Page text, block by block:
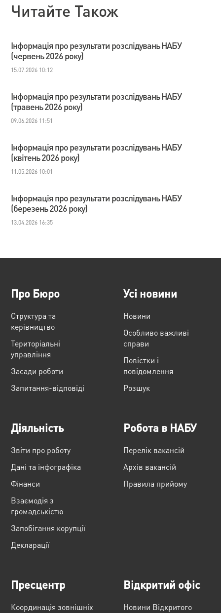
Читайте Також
Інформація про результати розслідувань НАБУ
(червень 2026 року)
15.07.2026 10:12
Інформація про результати розслідувань НАБУ
(травень 2026 року)
09.06.2026 11:51
Інформація про результати розслідувань НАБУ
(квітень 2026 року)
11.05.2026 10:01
Інформація про результати розслідувань НАБУ
(березень 2026 року)
13.04.2026 16:35
Про Бюро
Структура та
керівництво
Територіальні
управління
Засади роботи
Запитання-відповіді
Усі новини
Новини
Особливо важливі
справи
Повістки і
повідомлення
Розшук
Діяльність
Звіти про роботу
Дані та інфографіка
Фінанси
Взаємодія з
громадськістю
Запобігання корупції
Декларації
Робота в НАБУ
Перелік вакансій
Архів вакансій
Правила прийому
Пресцентр
Координація зовнішніх
Відкритий офіс
Новини Відкритого